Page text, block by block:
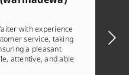
with experience
service, taking
a pleasant
attentive, and able